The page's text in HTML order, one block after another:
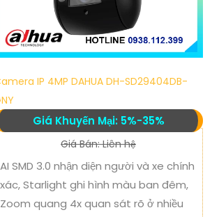
IP 4MP DAHUA DH-SD29404DB-
Giá Khuyến Mại: 5%-35%
Giá Bán: Liên hệ
AI SMD 3.0 nhận diện người và xe chính
xác, Starlight ghi hình màu ban đêm,
Zoom quang 4x quan sát rõ ở nhiều